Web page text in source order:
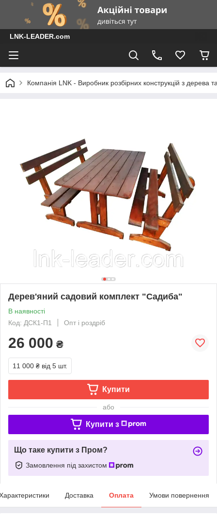
LNK-LEADER.com
Компанія LNK - Виробник розбірних конструкцій з дерева
Дерев'яний садовий комплект "Садиба"
В наявності
Код: ДСК1-П1
Опт і роздріб
26 000 ₴
11 000 ₴ від 5 шт.
Купити
або
Купити з
Що таке купити з Пром?
Замовлення під захистом
Доставка Оплата Умови повернення